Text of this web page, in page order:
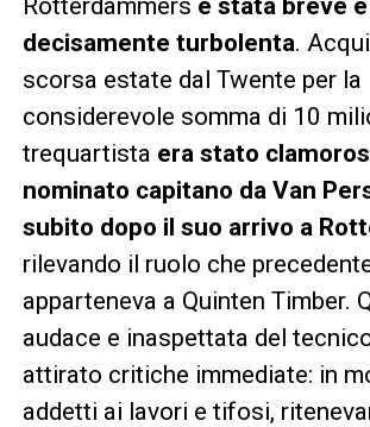
decisamente turbolenta.
scorsa estate dal Twente per la
considerevole somma di 10
trequartista era stato
nominato capitano da Van
subito dopo il suo arrivo a
rilevando il ruolo che
apparteneva a Quinten Timber.
audace e inaspettata del
attirato critiche immediate: in
addetti ai lavori e tifosi,